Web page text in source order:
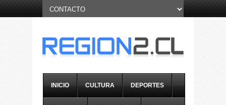
INICIO CULTURA DEPORTES